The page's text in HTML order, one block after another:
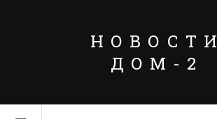
НОВОСТИ
ДОМ-2